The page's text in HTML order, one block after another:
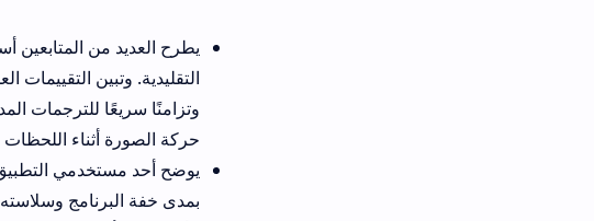
يطرح العديد من المتابعين أسئلة حول
وتزامنًا سريعًا للترجمات المدمجة، بينما
حركة الصورة أثناء اللحظات الحاسمة
بمدى خفة البرنامج وسلاسته على شاشة